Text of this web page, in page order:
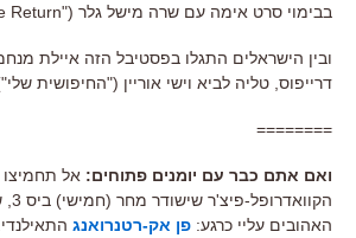
בבימוי סרט אימה עם שרה מישל גלר ("The Return").
ובין הישראלים התגלו בפסטיבל הזה איילת
דרייפוס, טליה לביא וישי אוריין ("החיפושית
========
ואם אתם כבר עם יומנים פתוחים: אל
האהובים עליי כרגע: פן אק-רטנרואנג